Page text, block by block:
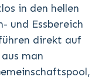
in den hellen
und Essbereich
direkt auf
man